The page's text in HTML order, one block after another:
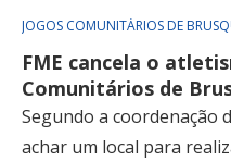
JOGOS COMUNITÁRIOS DE
FME cancela o
Comunitários de
Segundo a coordenação
achar um local para